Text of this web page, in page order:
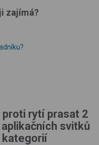
zajímá?
proti rytí prasat 2
svitků
kategorií